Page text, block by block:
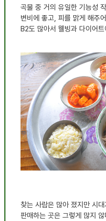
곡물 중 거의 유일한 기능성
변비에 좋고,피를 맑게 해주
B2도 많아서 웰빙과 다이어
찾는 사람은 많아 졌지만 시
판매하는 곳은 그렇게 많지 않